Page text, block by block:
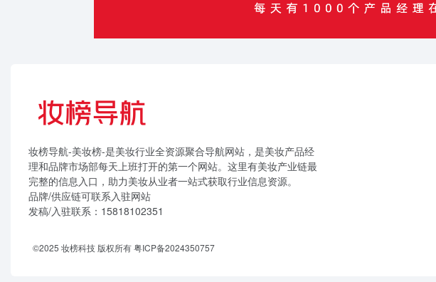
妆榜导航-美妆榜-是美妆行业全资源聚合导航网站，是美妆产品经
理和品牌市场部每天上班打开的第一个网站。这里有美妆产业链最
完整的信息入口，助力美妆从业者一站式获取行业信息资源。
品牌/供应链可联系入驻网站
发稿/入驻联系：15818102351
©2025 妆榜科技 版权所有 粤ICP备2024350757